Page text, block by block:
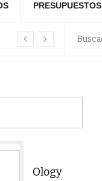
PRESUPUESTOS
Ology